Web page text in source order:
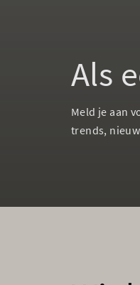
Als
Meld je aan
trends,